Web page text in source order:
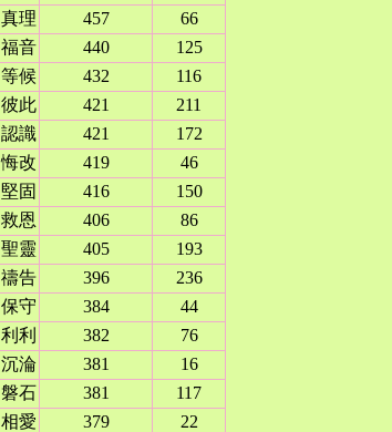
真理
457
66
福音
440
125
等候
432
116
彼此
421
211
認識
421
172
悔改
419
46
堅固
416
150
救恩
406
86
聖靈
405
193
禱告
396
236
保守
384
44
利
382
76
沉淪
381
16
磐石
381
117
相愛
379
22